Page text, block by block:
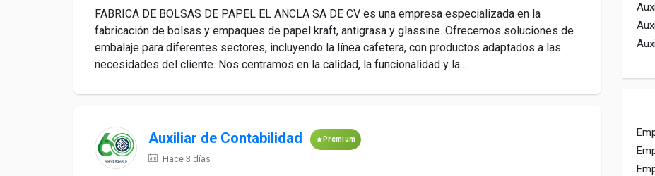
FABRICA DE BOLSAS DE PAPEL EL ANCLA SA DE CV es una empresa especializada en la
fabricación de bolsas y empaques de papel kraft, antigrasa y glassine. Ofrecemos soluciones de
embalaje para diferentes sectores, incluyendo la línea cafetera, con productos adaptados a las
necesidades del cliente. Nos centramos en la calidad, la funcionalidad y la...
Auxiliar de Contabilidad Premium
Hace 3 días